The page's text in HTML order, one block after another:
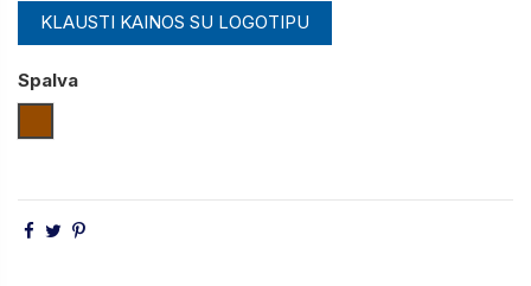
KLAUSTI KAINOS SU LOGOTIPU
Spalva